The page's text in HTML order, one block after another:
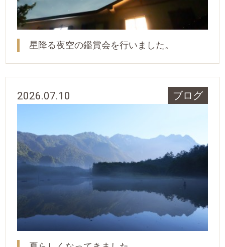
星降る夜空の鑑賞会を行いました。
2026.07.10 ブログ